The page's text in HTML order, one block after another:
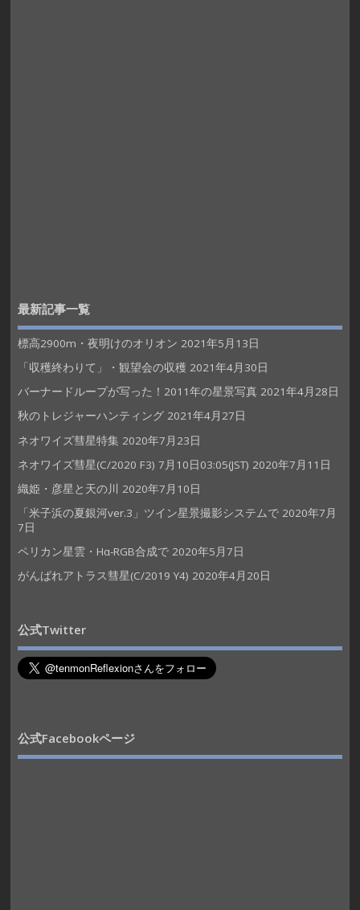
最新記事一覧
標高2900m・夜明けのオリオン 2021年5月13日
「収穫終わりて」・観望会の収穫 2021年4月30日
バーナードループが写った！2011年の星景写真 2021年4月28日
秋のトレジャーハンティング 2021年4月27日
ネオワイズ彗星特集 2020年7月23日
ネオワイズ彗星(C/2020 F3) 7月10日03:05(JST) 2020年7月11日
織姫・彦星と天の川 2020年7月10日
「米子浜の夏銀河ver.3」ツイン星景撮影システムで 2020年7月
7日
ペリカン星雲・Hα-RGB合成で 2020年5月7日
がんばれアトラス彗星(C/2019 Y4) 2020年4月20日
公式Twitter
公式Facebookページ